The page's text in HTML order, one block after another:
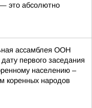
это абсолютно
ассамблея ООН
первого заседания
населению –
коренных народов